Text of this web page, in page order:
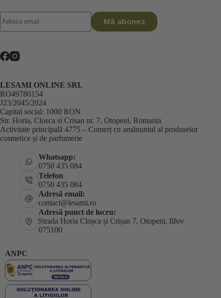
Mă abonez
LESAMI ONLINE SRL
RO49780154
J23/2045/2024
Capital social: 1000 RON
Str. Horia, Closca si Crisan nr. 7, Otopeni, Romania
Activitate principală 4775 – Comerț cu amănuntul al produselor
cosmetice și de parfumerie
Whatsapp:
0750 435 084
Telefon
0750 435 084
Adresă email:
contact@lesami.ro
Adresă punct de lucru:
Strada Horia Cloșca și Crișan 7, Otopeni, Ilfov
075100
ANPC